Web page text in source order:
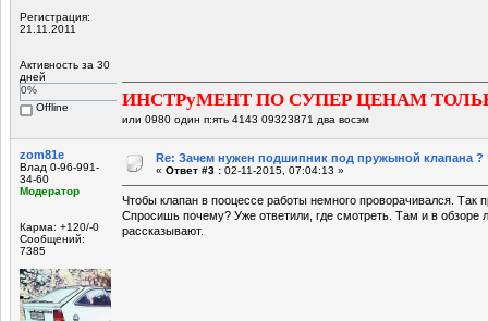
Регистрация:
21.11.2011
Активность за 30
дней
0%
Offline
ИНСТРуМЕНТ ПО СУПЕР ЦЕНАМ
или 0980 один п:ять 4143 09323871 два восэм
zom81e
Влад 0-96-991-
34-60
Модератор
Карма: +120/-0
Сообщений:
7385
Re: Зачем нужен подшипник под пружыной клапана ?
« Ответ #3 : 02-11-2015, 07:04:13 »
Чтобы клапан в пооцессе работы немного проворачивался. Так
Спросишь почему? Уже ответили, где смотреть. Там и в обзоре
рассказывают.